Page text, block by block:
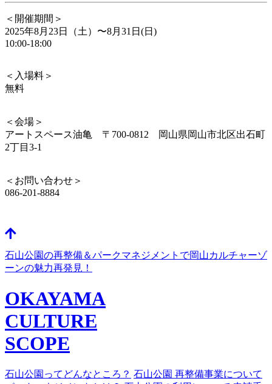
＜開催期間＞
2025年8月23日（土）〜8月31日(日)
10:00-18:00
＜入場料＞
無料
＜会場＞
アートスペース油亀 〒700-0812 岡山県岡山市北区出石町
2丁目3-1
＜お問い合わせ＞
086-201-8884
石山公園の再整備＆パークマネジメントで岡山カルチャーゾ
ーンの魅力再発見！
OKAYAMA
CULTURE
SCOPE
石山公園ってどんなところ？ 石山公園 再整備事業について